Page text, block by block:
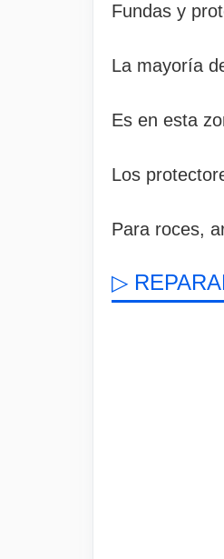
Fundas y
La mayoría
Es en esta
Los
Para roces,
▷